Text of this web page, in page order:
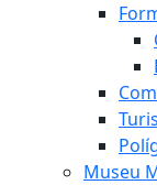
Museu